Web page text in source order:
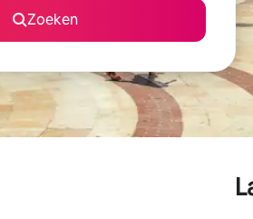
Zoeken